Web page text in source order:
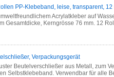
PP-Klebeband, leise, transparent, 12
Acrylatkleber auf
Gesamtdicke, Kerngrösse 76 mm. 12
Verpackungsgerät
Beutelverschließer aus Metall, zum
Selbstklebeband. Verwendbar für alle